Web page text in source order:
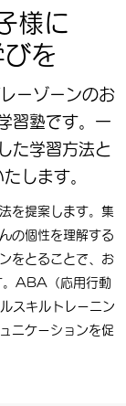
様に
を
ーゾーンのお
習塾です。一
た学習方法と
します。
を提案します。集
の個性を理解する
をとることで、お
。ABA（応用行動
スキルトレーニン
ニケーションを促